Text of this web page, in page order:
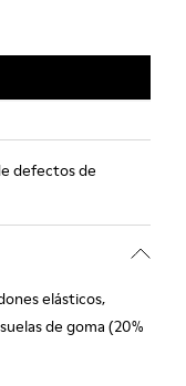
defectos de
elásticos,
de goma (20%